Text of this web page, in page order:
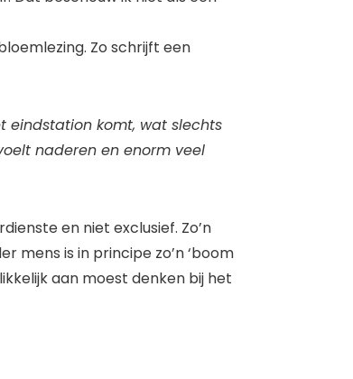
Zo schrijft een
eindstation komt, wat slechts
naderen en enorm veel
en niet exclusief. Zo’n
mens is in principe zo’n ‘boom
aan moest denken bij het